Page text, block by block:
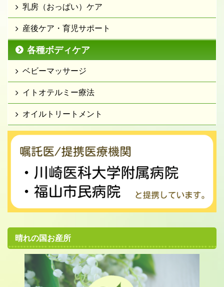
乳房（おっぱい）ケア
産後ケア・育児サポート
各種ボディケア
ベビーマッサージ
イトオテルミー療法
オイルトリートメント
晴れの国お産所